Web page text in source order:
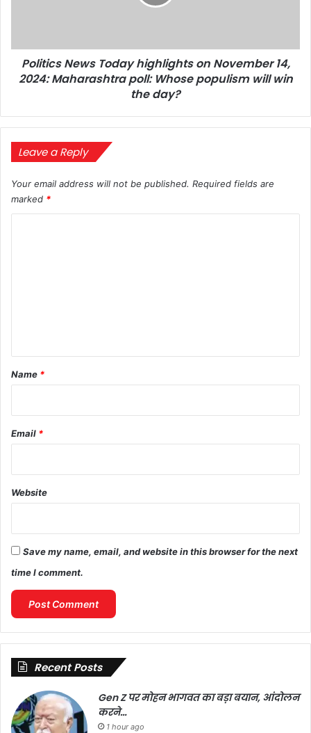
Maharashtra
poll:
Whose
win
day?
Politics News Today highlights on November 14,
2024: Maharashtra poll: Whose populism will win
the day?
Leave a Reply
Your email address will not be published. Required fields are
marked *
*
Name *
Email *
Website
Save my name, email, and website in this browser for the next
time I comment.
Recent Posts
Gen Z पर मोहन भागवत का बड़ा बयान, आंदोलन
करने…
1 hour ago